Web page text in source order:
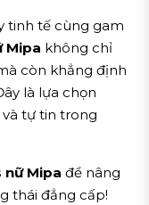
tinh tế cùng gam
Mipa không chỉ
còn khẳng định
là lựa chọn
tự tin trong
nữ Mipa để nâng
thái đẳng cấp!